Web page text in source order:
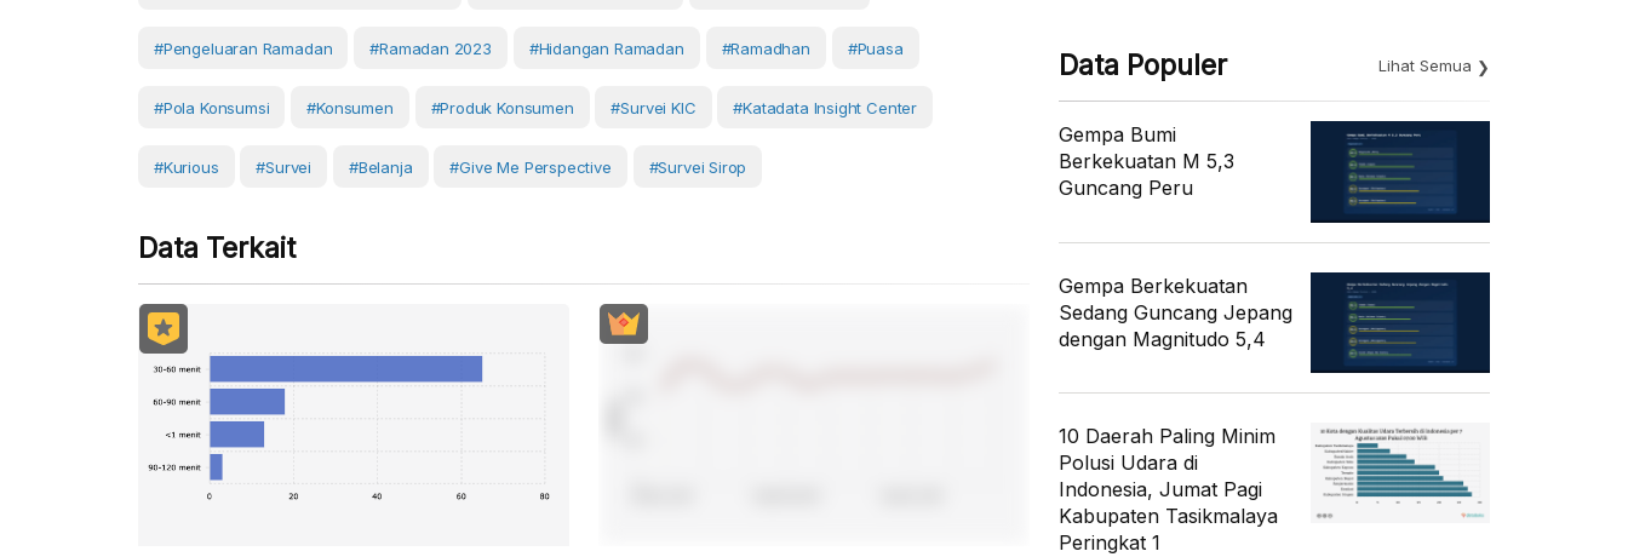
#pengeluaran Ramadan #Ramadan 2023 #hidangan Ramadan #ramadhan #Puasa
#Pola Konsumsi #Konsumen #produk Konsumen #Survei KIC #Katadata Insight Center
#Kurious #Survei #Belanja #Give Me Perspective #survei Sirop
Data Terkait
Data Populer Lihat Semua
Gempa Bumi
Berkekuatan M 5,3
Guncang Peru
Gempa Berkekuatan
Sedang Guncang Jepang
dengan Magnitudo 5,4
10 Daerah Paling Minim
Polusi Udara di
Indonesia, Jumat Pagi
Kabupaten Tasikmalaya
Peringkat 1